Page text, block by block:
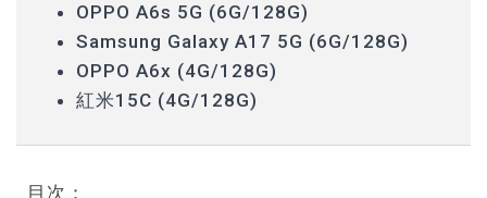
OPPO A6s 5G (6G/128G)
Samsung Galaxy A17 5G (6G/128G)
OPPO A6x (4G/128G)
紅米15C (4G/128G)
目次：